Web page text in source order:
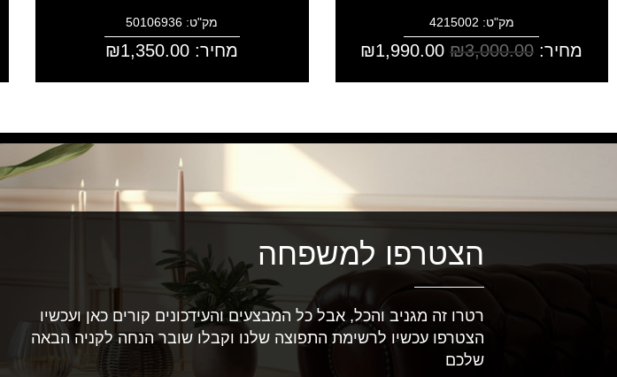
מק"ט: 4215002
מחיר: ₪3,000.00
₪1,990.00
מק"ט: 50106936
מחיר: ₪1,350.00
הצטרפו למשפחה
רטרו זה מגניב והכל, אבל כל המבצעים והעידכונים קורים כאן ועכשיו
הצטרפו עכשיו לרשימת התפוצה שלנו וקבלו שובר הנחה לקניה הבאה
שלכם